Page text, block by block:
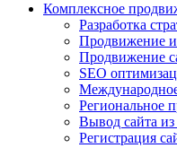
Комплексное
Разработка
Продвижение
Продвижение
SEO
Региональное
Вывод сайта
Регистрация